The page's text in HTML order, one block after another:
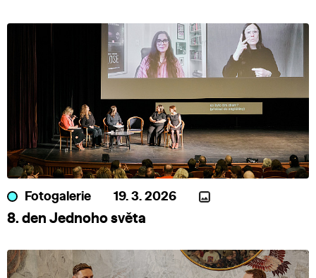
Fotogalerie 19. 3. 2026
8. den Jednoho světa